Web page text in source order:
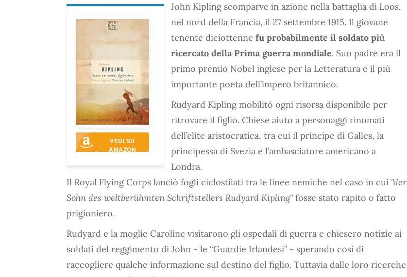
VEDI SU
AMAZON
John Kipling scomparve in azione nella battaglia di Loos,
nel nord della Francia, il 27 settembre 1915. Il giovane
tenente diciottenne fu probabilmente il soldato più
ricercato della Prima guerra mondiale. Suo padre era il
primo premio Nobel inglese per la Letteratura e il più
importante poeta dell’impero britannico.
Rudyard Kipling mobilitò ogni risorsa disponibile per
ritrovare il figlio. Chiese aiuto a personaggi rinomati
dell’elite aristocratica, tra cui il principe di Galles, la
principessa di Svezia e l’ambasciatore americano a
Londra.
Il Royal Flying Corps lanciò fogli ciclostilati tra le linee nemiche nel caso in cui "der
Sohn des weltberühmten Schriftstellers Rudyard Kipling" fosse stato rapito o fatto
prigioniero.
Rudyard e la moglie Caroline visitarono gli ospedali di guerra e chiesero notizie ai
soldati del reggimento di John - le “Guardie Irlandesi” - sperando così di
raccogliere qualche informazione sul destino del figlio. Tuttavia dalle loro ricerche